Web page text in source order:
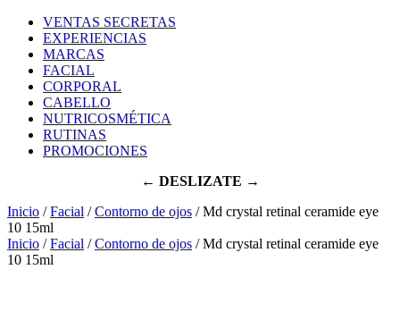
VENTAS SECRETAS
EXPERIENCIAS
MARCAS
FACIAL
CORPORAL
CABELLO
NUTRICOSMÉTICA
RUTINAS
PROMOCIONES
← DESLIZATE →
Inicio /Facial /Contorno de ojos / Md crystal retinal ceramide eye
10 15ml
Inicio /Facial /Contorno de ojos / Md crystal retinal ceramide eye
10 15ml